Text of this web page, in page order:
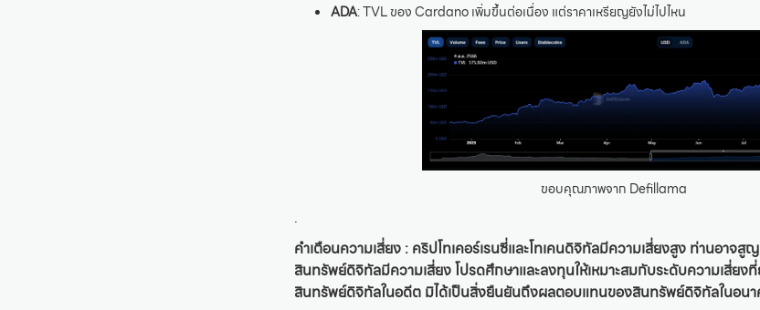
ADA: TVL ของ Cardano เพิ่มขึ้นต่อเนื่อง แต่ราคาเหรียญยังไม่ไปไหน
ขอบคุณภาพจาก Defillama
.
คำเตือนความเสี่ยง : คริปโทเคอร์เรนซี่และโทเคนดิจิทัลมีความเสี่ยงสูง ท่านอาจสู
สินทรัพย์ดิจิทัลมีความเสี่ยง โปรดศึกษาและลงทุนให้เหมาะสมกับระดับความเสี่ย
สินทรัพย์ดิจิทัลในอดีต มิได้เป็นสิ่งยืนยันถึงผลตอบแทนของสินทรัพย์ดิจิทัลในอน